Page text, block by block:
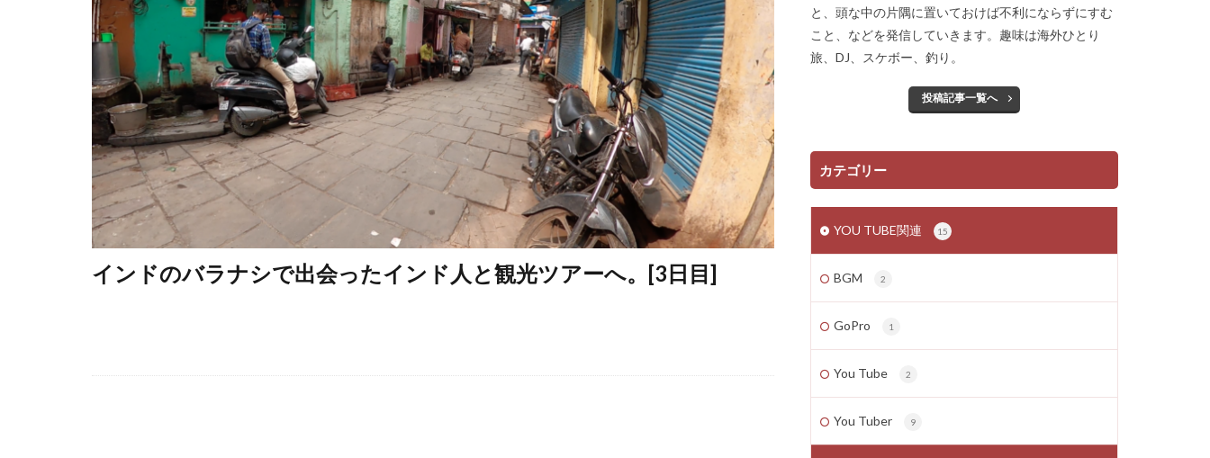
インドのバラナシで出会ったインド人と観光ツアーへ。[3日目]
と、頭な中の片隅に置いておけば不利にならずにすむ
こと、などを発信していきます。趣味は海外ひとり
旅、DJ、スケボー、釣り。
投稿記事一覧へ
カテゴリー
YOU TUBE関連 15
BGM 2
GoPro 1
You Tube 2
You Tuber 9